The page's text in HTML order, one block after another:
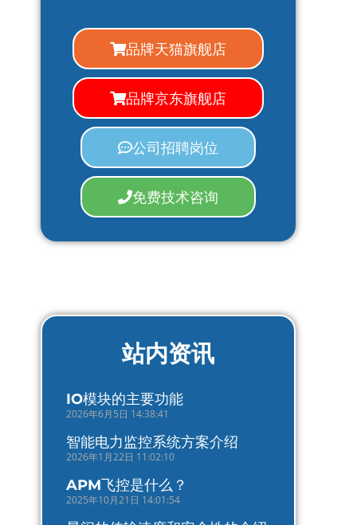
品牌天猫旗舰店
品牌京东旗舰店
公司招聘岗位
免费技术咨询
站内资讯
IO模块的主要功能
2026年6月5日 14:38:41
智能电力监控系统方案介绍
2026年1月22日 11:02:10
APM飞控是什么？
2025年10月21日 14:01:54